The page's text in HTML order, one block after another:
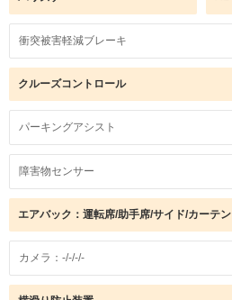
衝突被害軽減ブレーキ
クルーズコントロール
パーキングアシスト
障害物センサー
エアバック：運転席/助手席/サイド/カーテン
カメラ：-/-/-/-